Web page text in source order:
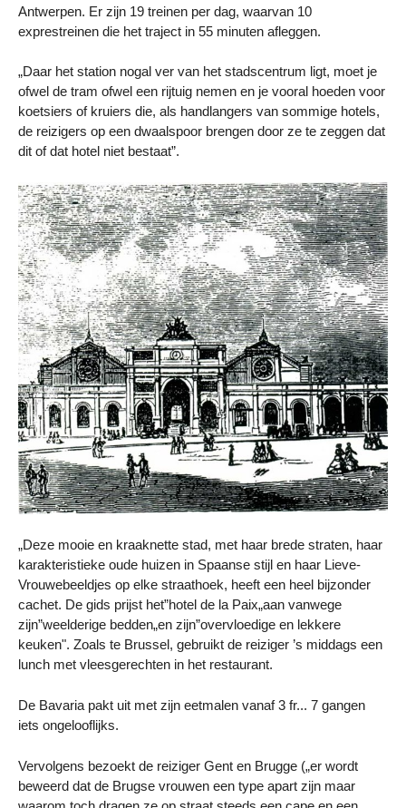
Antwerpen. Er zijn 19 treinen per dag, waarvan 10
exprestreinen die het traject in 55 minuten afleggen.
„Daar het station nogal ver van het stadscentrum ligt, moet je
ofwel de tram ofwel een rijtuig nemen en je vooral hoeden voor
koetsiers of kruiers die, als handlangers van sommige hotels,
de reizigers op een dwaalspoor brengen door ze te zeggen dat
dit of dat hotel niet bestaat”.
„Deze mooie en kraaknette stad, met haar brede straten, haar
karakteristieke oude huizen in Spaanse stijl en haar Lieve-
Vrouwebeeldjes op elke straathoek, heeft een heel bijzonder
cachet. De gids prijst het”hotel de la Paix„aan vanwege
zijn”weelderige bedden„en zijn”overvloedige en lekkere
keuken". Zoals te Brussel, gebruikt de reiziger ’s middags een
lunch met vleesgerechten in het restaurant.
De Bavaria pakt uit met zijn eetmalen vanaf 3 fr... 7 gangen
iets ongelooflijks.
Vervolgens bezoekt de reiziger Gent en Brugge („er wordt
beweerd dat de Brugse vrouwen een type apart zijn maar